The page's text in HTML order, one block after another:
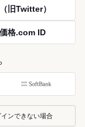
旧Twitter）
価格.com ID
インできない場合